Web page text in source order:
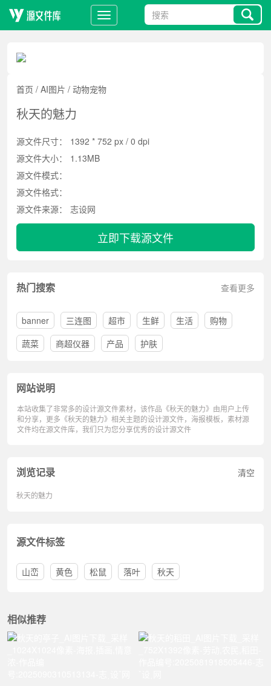
首页 / AI图片 / 动物宠物
秋天的魅力
源文件尺寸：
1392 * 752 px / 0 dpi
源文件大小：
1.13MB
源文件模式：
源文件格式：
源文件来源：
志设网
立即下载源文件
热门搜索 查看更多
banner 三连图 超市 生鲜 生活
购物
蔬菜
商超仪器 产品 护肤
网站说明
本站收集了非常多的设计源文件素材，该作品《秋天的魅力》由用户上传
和分享，更多《秋天的魅力》相关主题的设计源文件，海报模板，素材源
文件均在源文件库，我们只为您分享优秀的设计源文件
浏览记录 清空
秋天的魅力
源文件标签
山峦 黄色 松鼠 落叶 秋天
相似推荐